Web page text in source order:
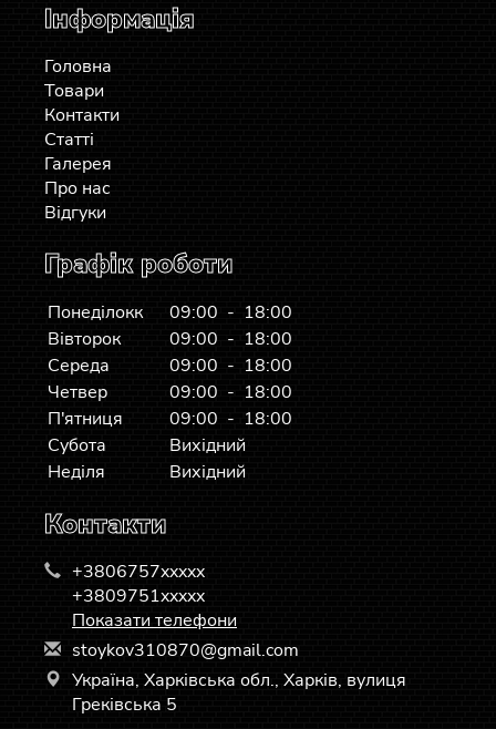
Інформація
Головна
Товари
Контакти
Статті
Галерея
Про нас
Відгуки
Графік роботи
Понеділокк
09:00 - 18:00
Вівторок
09:00 - 18:00
Середа
09:00 - 18:00
Четвер
09:00 - 18:00
П'ятниця
09:00 - 18:00
Субота
Вихідний
Неділя
Вихідний
Контакти
+3806757xxxxx
+3809751xxxxx
Показати телефони
stoykov310870@gmail.com
Україна, Харківська обл., Харків, вулиця
Греківська 5